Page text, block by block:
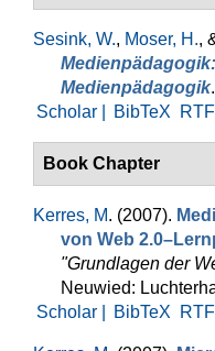
Sesink, W., Moser, H.,
Medienpädagogik
Scholar |
BibTeX RTF
Book Chapter
Kerres, M. (2007).
von Web
"Grundlagen der
Neuwied:
Scholar |
BibTeX RTF